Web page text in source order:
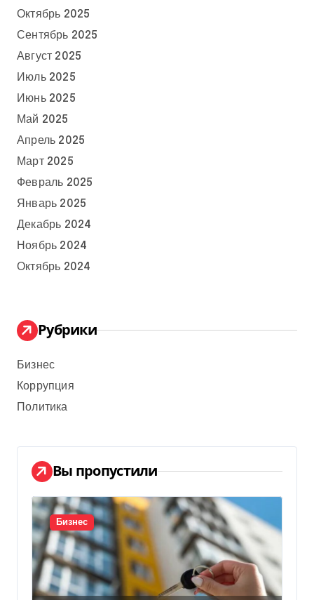
Октябрь 2025
Сентябрь 2025
Август 2025
Июль 2025
Июнь 2025
Май 2025
Апрель 2025
Март 2025
Февраль 2025
Январь 2025
Декабрь 2024
Ноябрь 2024
Октябрь 2024
Рубрики
Бизнес
Коррупция
Политика
Вы пропустили
Бизнес